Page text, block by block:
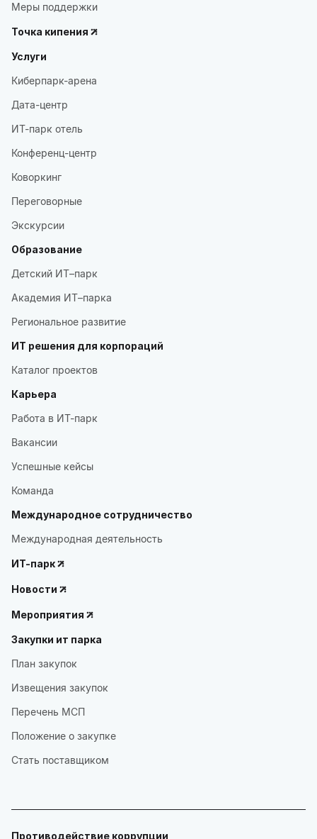
Меры поддержки
Точка кипения
Услуги
Киберпарк-арена
Дата-центр
ИТ-парк отель
Конференц-центр
Коворкинг
Переговорные
Экскурсии
Образование
Детский ИТ–парк
Академия ИТ–парка
Региональное развитие
ИТ решения для корпораций
Каталог проектов
Карьера
Работа в ИТ-парк
Вакансии
Успешные кейсы
Команда
Международное сотрудничество
Международная деятельность
ИТ-парк
Новости
Мероприятия
Закупки ит парка
План закупок
Извещения закупок
Перечень МСП
Положение о закупке
Стать поставщиком
Противодействие коррупции